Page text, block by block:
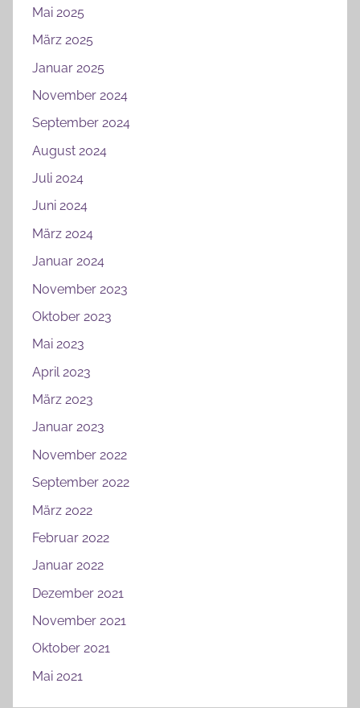
Mai 2025
März 2025
Januar 2025
November 2024
September 2024
August 2024
Juli 2024
Juni 2024
März 2024
Januar 2024
November 2023
Oktober 2023
Mai 2023
April 2023
März 2023
Januar 2023
November 2022
September 2022
März 2022
Februar 2022
Januar 2022
Dezember 2021
November 2021
Oktober 2021
Mai 2021